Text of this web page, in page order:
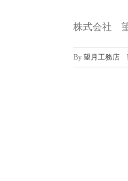
株式会社
By 望月工務店